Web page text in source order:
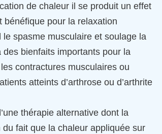
de chaleur il se produit un effet
pour la relaxation
spasme musculaire et soulage la
bienfaits importants pour la
contractures musculaires ou
atteints d’arthrose ou d’arthrite
thérapie alternative dont la
fait que la chaleur appliquée sur